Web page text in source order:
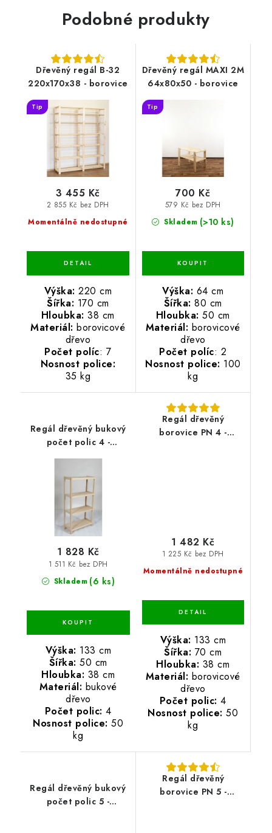
Podobné produkty
Dřevěný regál B-32
220x170x38 - borovice
Tip
Momentálně nedostupné
2 855 Kč bez DPH
3 455 Kč
Výška: 220 cm
Šířka: 170 cm
Hloubka: 38 cm
Materiál: borovicové
dřevo
Počet políc: 7
Nosnost police:
35 kg
Dřevěný regál MAXI 2M
64x80x50 - borovice
Tip
Skladem (>10 ks)
579 Kč bez DPH
700 Kč
Výška: 64 cm
Šířka: 80 cm
Hloubka: 50 cm
Materiál: borovicové
dřevo
Počet políc: 2
Nosnost police: 100
kg
Regál dřevěný bukový
počet polic 4 -
133x50x38 cm
Skladem (6 ks)
1 511 Kč bez DPH
1 828 Kč
Výška: 133 cm
Šířka:50 cm
Hloubka: 38 cm
Materiál: bukové
dřevo
Počet polic: 4
Nosnost police: 50
kg
Regál dřevěný
borovice PN 4 -
Momentálně nedostupné
1 225 Kč bez DPH
1 482 Kč
Výška: 133 cm
Šířka: 70 cm
Hloubka: 38 cm
Materiál: borovicové
dřevo
Počet polic: 4
Nosnost police: 50
kg
Regál dřevěný bukový
počet polic 5 -
Regál dřevěný
borovice PN 5 -